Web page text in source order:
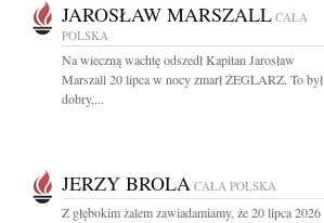
JAROSŁAW MARSZALL CAŁA
POLSKA
Na wieczną wachtę odszedł Kapitan Jarosław
Marszall 20 lipca w nocy zmarł ŻEGLARZ. To był
dobry,...
JERZY BROLA CAŁA POLSKA
Z głębokim żalem zawiadamiamy, że 20 lipca 2026